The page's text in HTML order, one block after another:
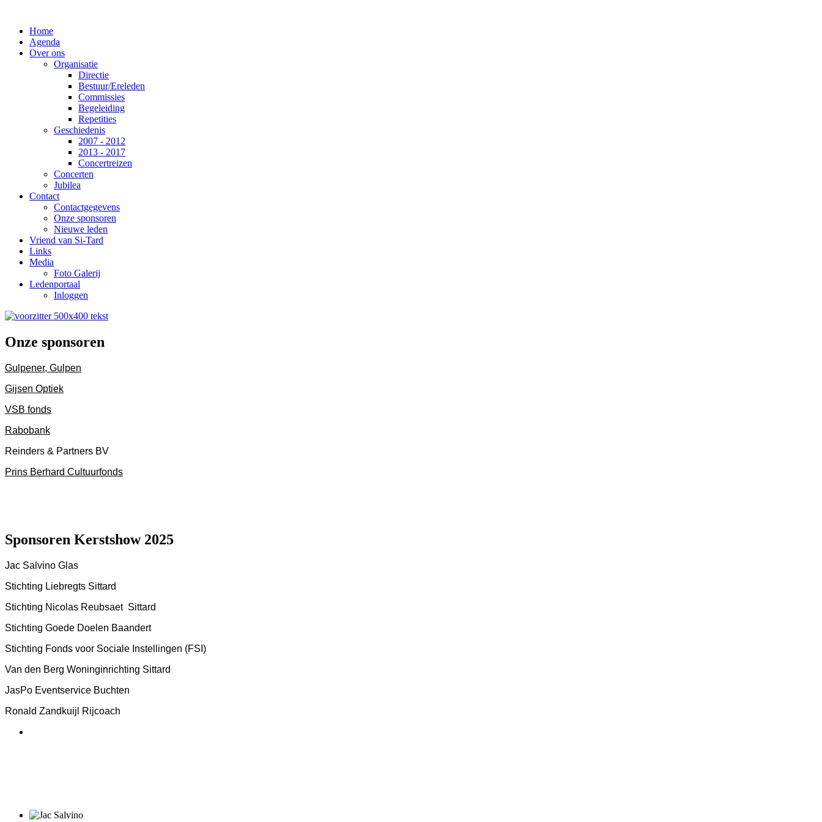
Home
Agenda
Over ons
Organisatie
Directie
Bestuur/Ereleden
Commissies
Begeleiding
Repetities
Geschiedenis
2007 - 2012
2013 - 2017
Concertreizen
Concerten
Jubilea
Contact
Contactgegevens
Onze sponsoren
Nieuwe leden
Vriend van Si-Tard
Links
Media
Foto Galerij
Ledenportaal
Inloggen
Onze sponsoren
Gulpener, Gulpen
Gijsen Optiek
VSB fonds
Rabobank
Reinders & Partners BV
Prins Berhard Cultuurfonds
Sponsoren Kerstshow 2025
Jac Salvino Glas
Stichting Liebregts Sittard
Stichting Nicolas Reubsaet Sittard
Stichting Goede Doelen Baandert
Stichting Fonds voor Sociale Instellingen (FSI)
Van den Berg Woninginrichting Sittard
JasPo Eventservice Buchten
Ronald Zandkuijl Rijcoach